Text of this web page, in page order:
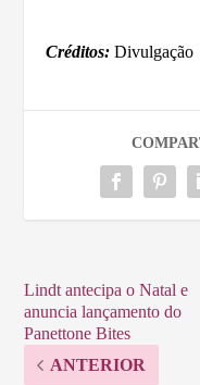
Créditos:Divulgação
Lindt antecipa o Natal e
anuncia lançamento do
Panettone Bites
ANTERIOR